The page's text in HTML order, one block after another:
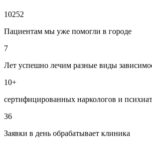
10252
Пациентам мы уже помогли в городе
7
Лет успешно лечим разные виды
10+
сертифицированных наркологов и
36
Заявки в день обрабатывает клиника